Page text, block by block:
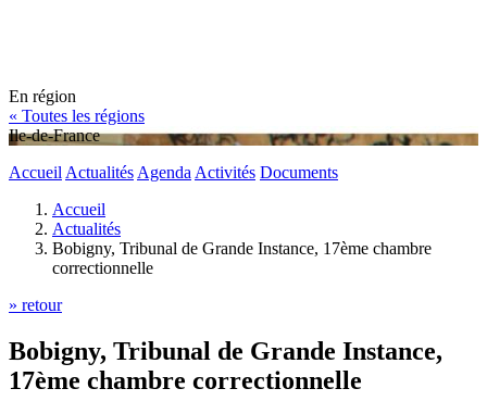
En région
« Toutes les régions
Ile-de-France
Accueil Actualités Agenda Activités Documents
Accueil
Actualités
Bobigny, Tribunal de Grande Instance, 17ème chambre
correctionnelle
» retour
Bobigny, Tribunal de Grande Instance,
17ème chambre correctionnelle